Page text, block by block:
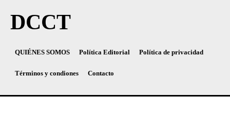
DCCT
QUIÉNES SOMOS Política Editorial Política de privacidad
Términos y condiones Contacto